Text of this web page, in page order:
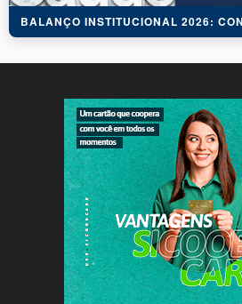
BALANÇO INSTITUCIONAL 2026: